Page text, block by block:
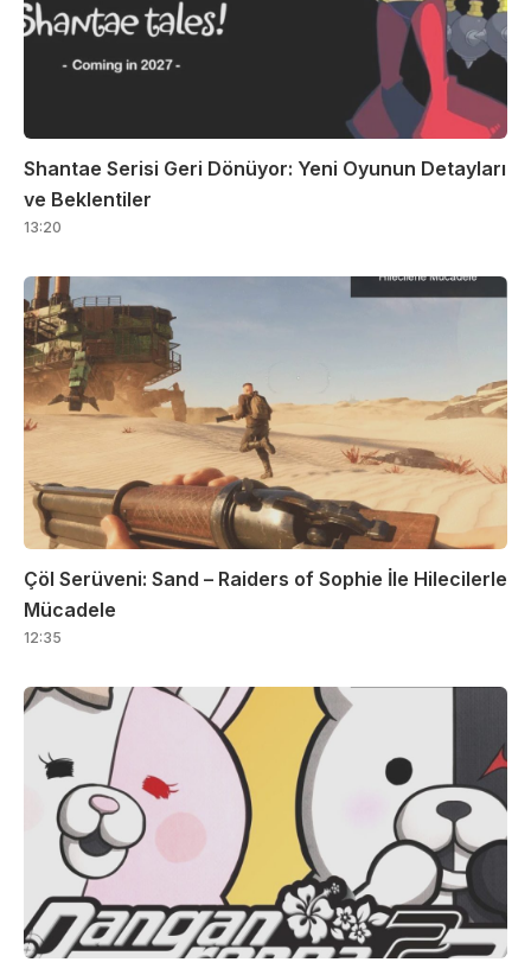
Shantae Serisi Geri Dönüyor: Yeni Oyunun Detayları
ve Beklentiler
13:20
Çöl Serüveni: Sand – Raiders of Sophie İle Hilecilerle
Mücadele
12:35